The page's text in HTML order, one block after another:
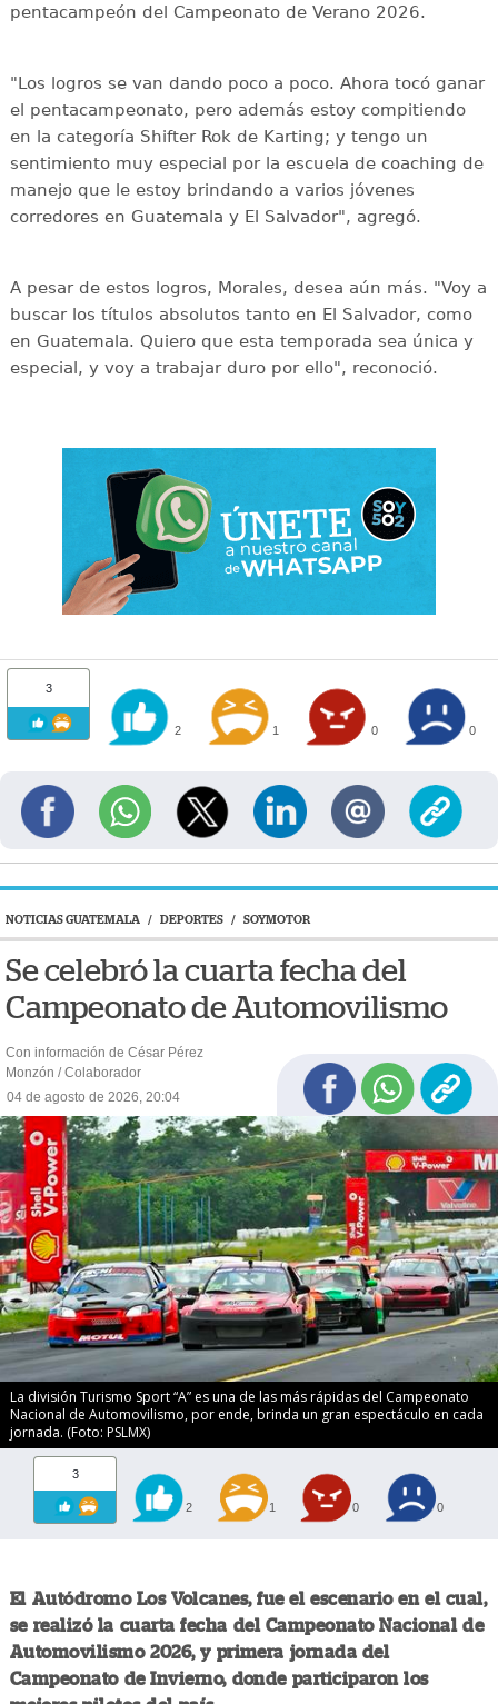
pentacampeón del Campeonato de Verano 2026.
"Los logros se van dando poco a poco. Ahora tocó ganar
el pentacampeonato, pero además estoy compitiendo
en la categoría Shifter Rok de Karting; y tengo un
sentimiento muy especial por la escuela de coaching de
manejo que le estoy brindando a varios jóvenes
corredores en Guatemala y El Salvador", agregó.
A pesar de estos logros, Morales, desea aún más. "Voy a
buscar los títulos absolutos tanto en El Salvador, como
en Guatemala. Quiero que esta temporada sea única y
especial, y voy a trabajar duro por ello", reconoció.
3
2 1 0 0
NOTICIAS GUATEMALA / DEPORTES / SOYMOTOR
Se celebró la cuarta fecha del
Campeonato de Automovilismo
Con información de César Pérez
Monzón / Colaborador
04 de agosto de 2026, 20:04
La división Turismo Sport “A” es una de las más rápidas del Campeonato
Nacional de Automovilismo, por ende, brinda un gran espectáculo en cada
jornada. (Foto: PSLMX)
3
2 1 0 0
El Autódromo Los Volcanes, fue el escenario en el cual,
se realizó la cuarta fecha del Campeonato Nacional de
Automovilismo 2026, y primera jornada del
Campeonato de Invierno, donde participaron los